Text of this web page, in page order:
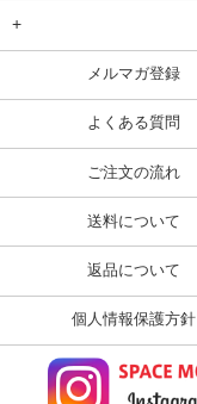
+
メルマガ登録
よくある質問
ご注文の流れ
送料について
返品について
個人情報保護方針